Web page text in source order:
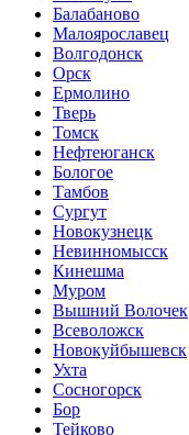
Балабаново
Малоярославец
Волгодонск
Орск
Ермолино
Тверь
Томск
Нефтеюганск
Бологое
Тамбов
Сургут
Новокузнецк
Невинномысск
Кинешма
Муром
Вышний Волочек
Всеволожск
Новокуйбышевск
Ухта
Сосногорск
Бор
Тейково